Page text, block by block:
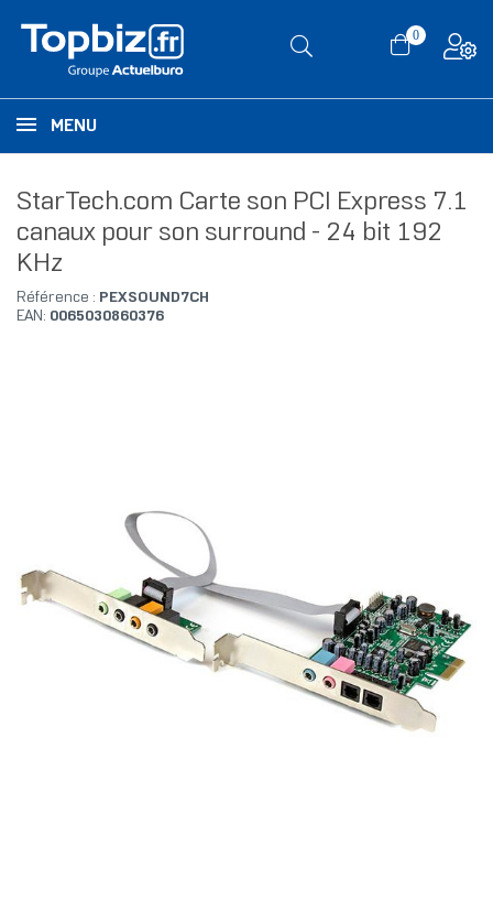
0
MENU
StarTech.com Carte son PCI Express 7.1
canaux pour son surround - 24 bit 192
KHz
Référence : PEXSOUND7CH
EAN: 0065030860376